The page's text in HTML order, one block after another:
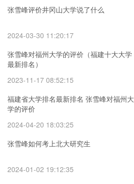
张雪峰评价井冈山大学说了什么
2024-03-30 11:20:17
张雪峰对福州大学的评价（福建十大大学
最新排名）
2023-11-17 08:52:15
福建省大学排名最新排名 张雪峰对福州大
学的评价
2024-04-20 18:03:25
张雪峰如何考上北大研究生
2024-01-02 19:12:35